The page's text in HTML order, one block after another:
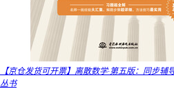
【京仓发货可开票】离散数学·第五版：同步
丛书